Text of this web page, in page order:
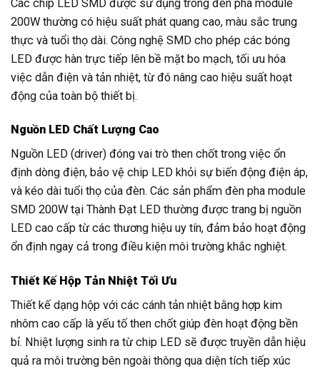
Các chip LED SMD được sử dụng trong đèn pha module
200W thường có hiệu suất phát quang cao, màu sắc trung
thực và tuổi thọ dài. Công nghệ SMD cho phép các bóng
LED được hàn trực tiếp lên bề mặt bo mạch, tối ưu hóa
việc dẫn điện và tản nhiệt, từ đó nâng cao hiệu suất hoạt
động của toàn bộ thiết bị.
Nguồn LED Chất Lượng Cao
Nguồn LED (driver) đóng vai trò then chốt trong việc ổn
định dòng điện, bảo vệ chip LED khỏi sự biến động điện áp,
và kéo dài tuổi thọ của đèn. Các sản phẩm đèn pha module
SMD 200W tại Thành Đạt LED thường được trang bị nguồn
LED cao cấp từ các thương hiệu uy tín, đảm bảo hoạt động
ổn định ngay cả trong điều kiện môi trường khắc nghiệt.
Thiết Kế Hộp Tản Nhiệt Tối Ưu
Thiết kế dạng hộp với các cánh tản nhiệt bằng hợp kim
nhôm cao cấp là yếu tố then chốt giúp đèn hoạt động bền
bỉ. Nhiệt lượng sinh ra từ chip LED sẽ được truyền dẫn hiệu
quả ra môi trường bên ngoài thông qua diện tích tiếp xúc